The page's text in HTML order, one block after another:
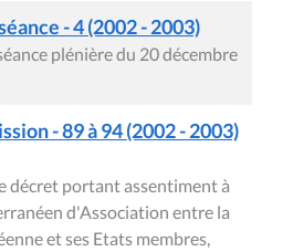
- 4 (2002 - 2003)
plénière du 20 décembre
- 89 à 94 (2002 - 2003)
décret portant assentiment à
d'Association entre la
et ses Etats membres,